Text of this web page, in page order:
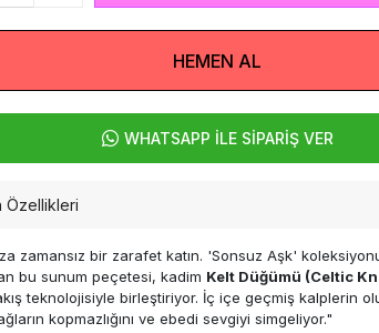
HEMEN AL
WHATSAPP İLE SİPARİŞ VER
Özellikleri
zamansız bir zarafet katın. 'Sonsuz Aşk'
bu sunum peçetesi, kadim Kelt Düğümü (Celtic
teknolojisiyle birleştiriyor. İç içe geçmiş kalplerin
kopmazlığını ve ebedi sevgiyi simgeliyor."